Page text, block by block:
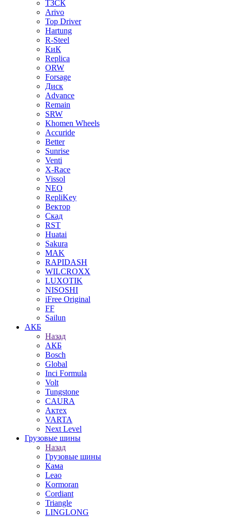
ТЗСК
Arivo
Top Driver
Hartung
R-Steel
КиК
Replica
ORW
Forsage
Диск
Advance
Remain
SRW
Khomen Wheels
Accuride
Better
Sunrise
Venti
X-Race
Vissol
NEO
RepliKey
Вектор
Скад
RST
Huatai
Sakura
MAK
RAPIDASH
WILCROXX
LUXOTIK
NISOSHI
iFree Original
FF
Sailun
АКБ
Назад
АКБ
Bosch
Global
Inci Formula
Volt
Tungstone
CAURA
Актех
VARTA
Next Level
Грузовые шины
Назад
Грузовые шины
Кама
Leao
Kormoran
Cordiant
Triangle
LINGLONG